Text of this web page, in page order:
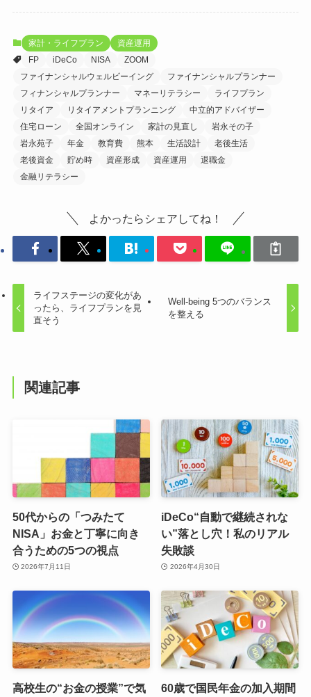
家計・ライフプラン
資産運用
FP
iDeCo NISA
ZOOM
ファイナンシャルウェルビーイング
ファイナンシャルプランナー
フィナンシャルプランナー
マネーリテラシー
ライフプラン
リタイア
リタイアメントプランニング
中立的アドバイザー
住宅ローン
全国オンライン 家計の見直し
岩永その子
岩永苑子
年金 教育費 熊本 生活設計
老後生活
老後資金
貯め時 資産形成 資産運用
退職金
金融リテラシー
よかったらシェアしてね！
ライフステージの変化があ
ったら、ライフプランを見
直そう
Well-being 5つのバランス
を整える
関連記事
50代からの「つみたて
NISA」お金と丁寧に向き
合うための5つの視点
2026年7月11日
iDeCo“自動で継続されな
い”落とし穴！私のリアル
失敗談
2026年4月30日
高校生の“お金の授業”で気
60歳で国民年金の加入期間